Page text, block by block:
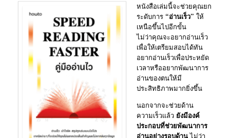
หนังสือเล่มนี้จะช่วยคุณยก
ระดับการ “อ่านเร็ว” ให้
เหนือขึ้นไปอีกขั้น
ไม่ว่าคุณจะอยากอ่านเร็ว
เพื่อให้เตรียมสอบได้ทัน
อยากอ่านเร็วเพื่อประหยัด
เวลาหรืออยากพัฒนาการ
อ่านของตนให้มี
ประสิทธิภาพมากยิ่งขึ้น
นอกจากจะช่วยด้าน
ความเร็วแล้ว ยังมีองค์
ประกอบที่ช่วยพัฒนาการ
อ่านอย่างรอบด้านไม่ว่า